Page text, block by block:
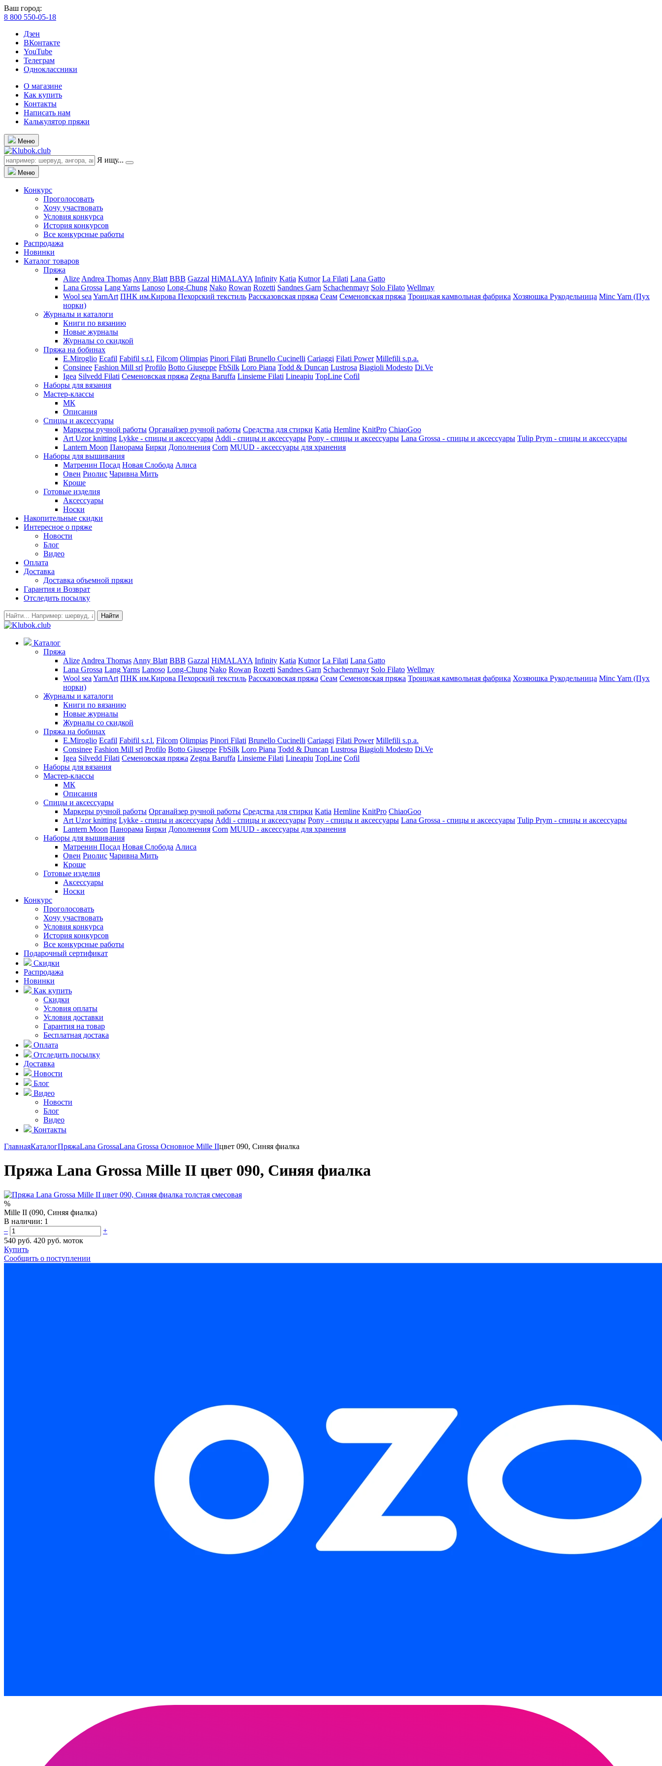
Ваш город:
8 800 550-05-18
Дзен
ВКонтакте
YouTube
Телеграм
Одноклассники
О магазине
Как купить
Контакты
Написать нам
Калькулятор пряжи
Меню
Я ищу...
Меню
Конкурс
Проголосовать
Хочу участвовать
Условия конкурса
История конкурсов
Все конкурсные работы
Распродажа
Новинки
Каталог товаров
Пряжа
Alize Andrea Thomas Anny Blatt BBB Gazzal HiMALAYA Infinity Katia Kutnor La Filati Lana Gatto
Lana Grossa Lang Yarns Lanoso Long-Chung Nako Rowan Rozetti Sandnes Garn Schachenmayr Solo Filato Wellmay
Wool sea YarnArt ПНК им.Кирова Пехорский текстиль Рассказовская пряжа Сеам Семеновская пряжа Троицкая камвольная фабрика Хозяюшка Рукодельница Minc Yarn (Пух
норки)
Журналы и каталоги
Книги по вязанию
Новые журналы
Журналы со скидкой
Пряжа на бобинах
E.Miroglio Ecafil Fabifil s.r.l. Filcom Olimpias Pinori Filati Brunello Cucinelli Cariaggi Filati Power Millefili s.p.a.
Consinee Fashion Mill srl Profilo Botto Giuseppe FbSilk Loro Piana Todd & Duncan Lustrosa Biagioli Modesto Di.Ve
Igea Silvedd Filati Семеновская пряжа Zegna Baruffa Linsieme Filati Lineapiu TopLine Cofil
Наборы для вязания
Мастер-классы
МК
Описания
Спицы и аксессуары
Маркеры ручной работы Органайзер ручной работы Средства для стирки Katia Hemline KnitPro ChiaoGoo
Art Uzor knitting Lykke - спицы и аксессуары Addi - спицы и аксессуары Pony - спицы и аксессуары Lana Grossa - спицы и аксессуары Tulip Prym - спицы и аксессуары
Lantern Moon Панорама Бирки Дополнения Corn MUUD - аксессуары для хранения
Наборы для вышивания
Матренин Посад Новая Слобода Алиса
Овен Риолис Чаривна Мить
Кроше
Готовые изделия
Аксессуары
Носки
Накопительные скидки
Интересное о пряже
Новости
Блог
Видео
Оплата
Доставка
Доставка объемной пряжи
Гарантия и Возврат
Отследить посылку
Найти
Каталог
Пряжа
Alize Andrea Thomas Anny Blatt BBB Gazzal HiMALAYA Infinity Katia Kutnor La Filati Lana Gatto
Lana Grossa Lang Yarns Lanoso Long-Chung Nako Rowan Rozetti Sandnes Garn Schachenmayr Solo Filato Wellmay
Wool sea YarnArt ПНК им.Кирова Пехорский текстиль Рассказовская пряжа Сеам Семеновская пряжа Троицкая камвольная фабрика Хозяюшка Рукодельница Minc Yarn (Пух
норки)
Журналы и каталоги
Книги по вязанию
Новые журналы
Журналы со скидкой
Пряжа на бобинах
E.Miroglio Ecafil Fabifil s.r.l. Filcom Olimpias Pinori Filati Brunello Cucinelli Cariaggi Filati Power Millefili s.p.a.
Consinee Fashion Mill srl Profilo Botto Giuseppe FbSilk Loro Piana Todd & Duncan Lustrosa Biagioli Modesto Di.Ve
Igea Silvedd Filati Семеновская пряжа Zegna Baruffa Linsieme Filati Lineapiu TopLine Cofil
Наборы для вязания
Мастер-классы
МК
Описания
Спицы и аксессуары
Маркеры ручной работы Органайзер ручной работы Средства для стирки Katia Hemline KnitPro ChiaoGoo
Art Uzor knitting Lykke - спицы и аксессуары Addi - спицы и аксессуары Pony - спицы и аксессуары Lana Grossa - спицы и аксессуары Tulip Prym - спицы и аксессуары
Lantern Moon Панорама Бирки Дополнения Corn MUUD - аксессуары для хранения
Наборы для вышивания
Матренин Посад Новая Слобода Алиса
Овен Риолис Чаривна Мить
Кроше
Готовые изделия
Аксессуары
Носки
Конкурс
Проголосовать
Хочу участвовать
Условия конкурса
История конкурсов
Все конкурсные работы
Подарочный сертификат
Скидки
Распродажа
Новинки
Как купить
Скидки
Условия оплаты
Условия доставки
Гарантия на товар
Бесплатная достака
Оплата
Отследить посылку
Доставка
Новости
Блог
Видео
Новости
Блог
Видео
Контакты
ГлавнаяКаталогПряжаLana GrossaLana Grossa Основное Mille IIцвет 090, Синяя фиалка
Пряжа Lana Grossa Mille II цвет 090, Синяя фиалка
%
Mille II (090, Синяя фиалка)
В наличии: 1
–
+
540 руб. 420 руб. моток
Купить
Сообщить о поступлении